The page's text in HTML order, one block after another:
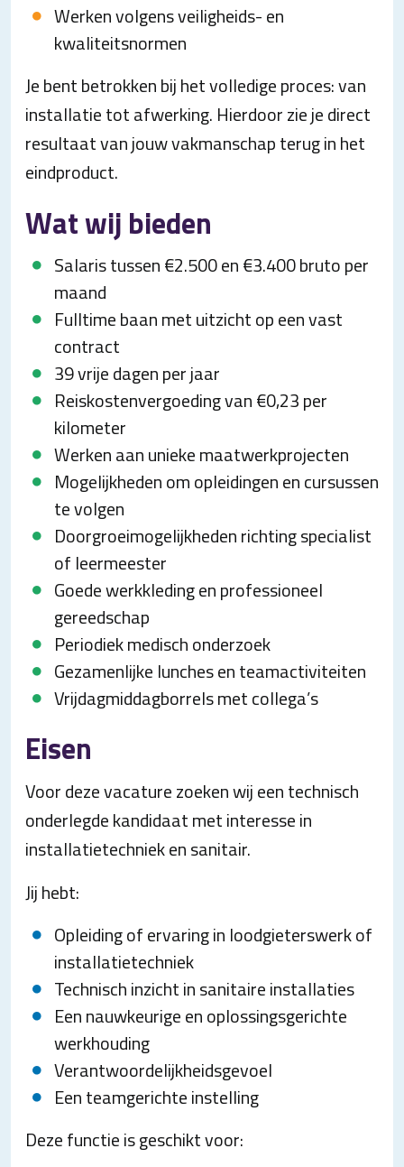
Werken volgens veiligheids- en
kwaliteitsnormen
Je bent betrokken bij het volledige proces: van
installatie tot afwerking. Hierdoor zie je direct
resultaat van jouw vakmanschap terug in het
eindproduct.
Wat wij bieden
Salaris tussen €2.500 en €3.400 bruto per
maand
Fulltime baan met uitzicht op een vast
contract
39 vrije dagen per jaar
Reiskostenvergoeding van €0,23 per
kilometer
Werken aan unieke maatwerkprojecten
Mogelijkheden om opleidingen en cursussen
te volgen
Doorgroeimogelijkheden richting specialist
of leermeester
Goede werkkleding en professioneel
gereedschap
Periodiek medisch onderzoek
Gezamenlijke lunches en teamactiviteiten
Vrijdagmiddagborrels met collega’s
Eisen
Voor deze vacature zoeken wij een technisch
onderlegde kandidaat met interesse in
installatietechniek en sanitair.
Jij hebt:
Opleiding of ervaring in loodgieterswerk of
installatietechniek
Technisch inzicht in sanitaire installaties
Een nauwkeurige en oplossingsgerichte
werkhouding
Verantwoordelijkheidsgevoel
Een teamgerichte instelling
Deze functie is geschikt voor: